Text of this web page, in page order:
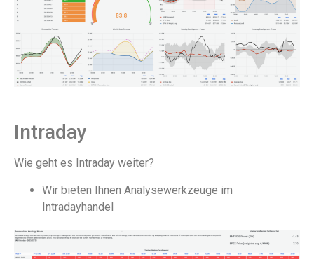
Intraday
Wie geht es Intraday weiter?
Wir bieten Ihnen Analysewerkzeuge im
Intradayhandel